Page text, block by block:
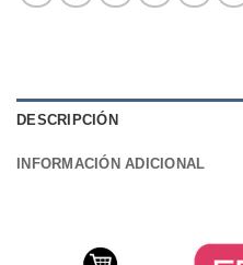
DESCRIPCIÓN
INFORMACIÓN ADICIONAL